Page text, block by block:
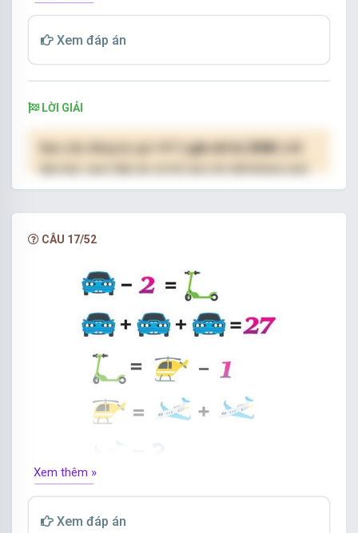
Xem đáp án
LỜI GIẢI
( giá chỉ từ 250K )
làm bài, xem đáp án và lời giải chi tiết không giới
hạn.
CÂU 17/52
Điền số thích hợp vào vị trí dấu hỏi chấm.
Xem thêm »
Xem đáp án